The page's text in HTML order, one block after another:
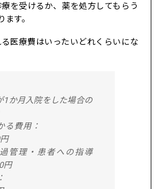
を受けるか、薬を処方してもらう
ます。
医療費はいったいどれくらいにな
1か月入院をした場合の
かかる費用：
管理・患者への指導
円
費用：